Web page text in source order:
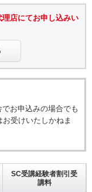
店にてお申し込みい
お申込みの場合でも
受けいたしかねま
SC受講経験者割引受
講料